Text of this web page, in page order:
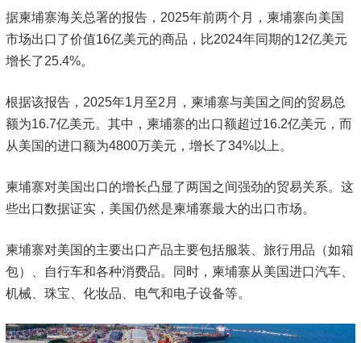
据柬埔寨海关总署的报告，2025年前两个月，柬埔寨向美国
市场出口了价值16亿美元的商品，比2024年同期的12亿美元
增长了25.4%。
根据该报告，2025年1月至2月，柬埔寨与美国之间的贸易总
额为16.7亿美元。其中，柬埔寨的出口额超过16.2亿美元，而
从美国的进口额为4800万美元，增长了34%以上。
柬埔寨对美国出口的增长凸显了两国之间强劲的贸易关系。这
些出口数据证实，美国仍然是柬埔寨最大的出口市场。
柬埔寨对美国的主要出口产品主要包括服装、旅行用品（如箱
包）、自行车和各种消费品。同时，柬埔寨从美国进口汽车、
机械、珠宝、化妆品、电气和电子设备等。